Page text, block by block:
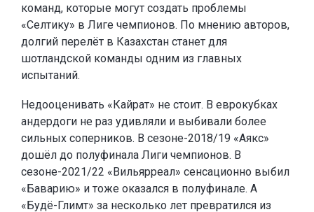
команд, которые могут создать проблемы
«Селтику» в Лиге чемпионов. По мнению авторов,
долгий перелёт в Казахстан станет для
шотландской команды одним из главных
испытаний.
Недооценивать «Кайрат» не стоит. В еврокубках
андердоги не раз удивляли и выбивали более
сильных соперников. В сезоне-2018/19 «Аякс»
дошёл до полуфинала Лиги чемпионов. В
сезоне-2021/22 «Вильярреал» сенсационно выбил
«Баварию» и тоже оказался в полуфинале. А
«Будё-Глимт» за несколько лет превратился из